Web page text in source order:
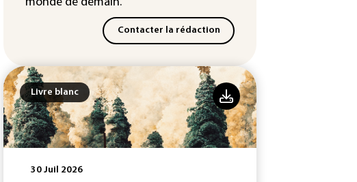
Contacter la rédaction
Livre blanc
30 Juil 2026